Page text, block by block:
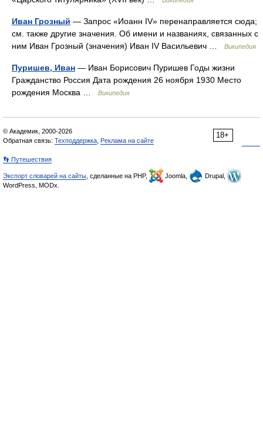
Иван Грозный — Запрос «Иоанн IV» перенаправляется сюда;
см. также другие значения. Об имени и названиях, связанных с
ним Иван Грозный (значения) Иван IV Васильевич …
Википедия
Пуришев, Иван — Иван Борисович Пуришев Годы жизни
Гражданство Россия Дата рождения 26 ноября 1930 Место
рождения Москва …
Википедия
18+
© Академик, 2000-2026
Обратная связь: Техподдержка Реклама на сайте
👣 Путешествия
Экспорт словарей на сайты , сделанные на PHP, Joomla,
Drupal,
WordPress, MODx.